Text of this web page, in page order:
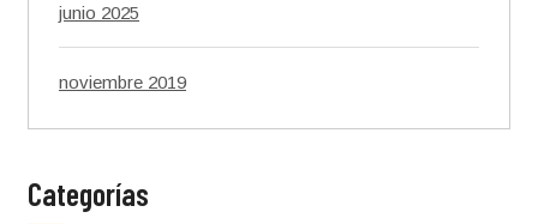
junio 2025
noviembre 2019
Categorías